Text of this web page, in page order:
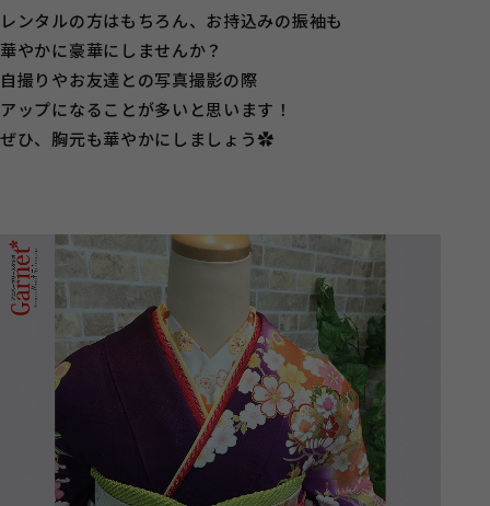
レンタルの方はもちろん、お持込みの振袖も
華やかに豪華にしませんか？
自撮りやお友達との写真撮影の際
アップになることが多いと思います！
ぜひ、胸元も華やかにしましょう✿